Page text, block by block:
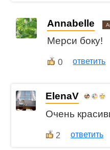
Annabelle
Мерси боку!
0 ответить
ElenaV
Очень
2 ответить